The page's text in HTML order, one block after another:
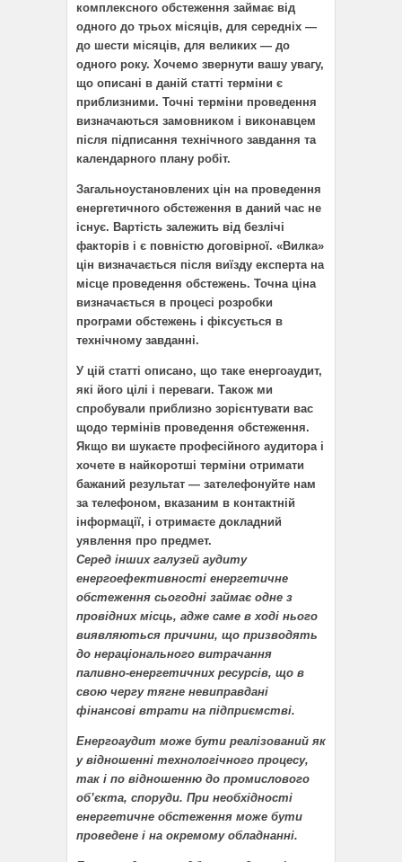
комплексного обстеження займає від
одного до трьох місяців, для середніх —
до шести місяців, для великих — до
одного року. Хочемо звернути вашу увагу,
що описані в даній статті терміни є
приблизними. Точні терміни проведення
визначаються замовником і виконавцем
після підписання технічного завдання та
календарного плану робіт.
Загальноустановлених цін на проведення
енергетичного обстеження в даний час не
існує. Вартість залежить від безлічі
факторів і є повністю договірної. «Вилка»
цін визначається після виїзду експерта на
місце проведення обстежень. Точна ціна
визначається в процесі розробки
програми обстежень і фіксується в
технічному завданні.
У цій статті описано, що таке енергоаудит,
які його цілі і переваги. Також ми
спробували приблизно зорієнтувати вас
щодо термінів проведення обстеження.
Якщо ви шукаєте професійного аудитора і
хочете в найкоротші терміни отримати
бажаний результат — зателефонуйте нам
за телефоном, вказаним в контактній
інформації, і отримаєте докладний
уявлення про предмет.
Серед інших галузей аудиту
енергоефективності енергетичне
обстеження сьогодні займає одне з
провідних місць, адже саме в ході нього
виявляються причини, що призводять
до нераціонального витрачання
паливно-енергетичних ресурсів, що в
свою чергу тягне невиправдані
фінансові втрати на підприємстві.
Енергоаудит може бути реалізований як
у відношенні технологічного процесу,
так і по відношенню до промислового
об’єкта, споруди. При необхідності
енергетичне обстеження може бути
проведене і на окремому обладнанні.